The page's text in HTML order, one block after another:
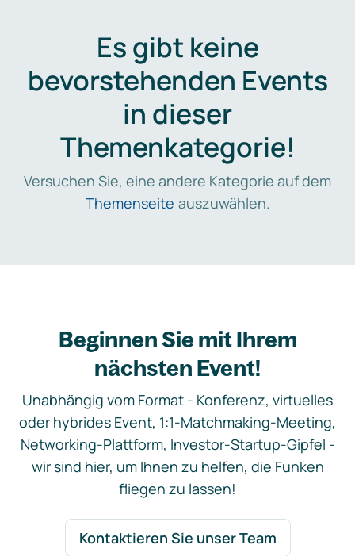
Es gibt keine
bevorstehenden Events
in dieser
Themenkategorie!
Versuchen Sie, eine andere Kategorie auf dem
Themenseite auszuwählen.
Beginnen Sie mit Ihrem
nächsten Event!
Unabhängig vom Format - Konferenz, virtuelles
oder hybrides Event, 1:1-Matchmaking-Meeting,
Networking-Plattform, Investor-Startup-Gipfel -
wir sind hier, um Ihnen zu helfen, die Funken
fliegen zu lassen!
Kontaktieren Sie unser Team